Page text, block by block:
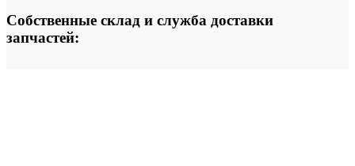
Собственные склад и служба доставки
запчастей: